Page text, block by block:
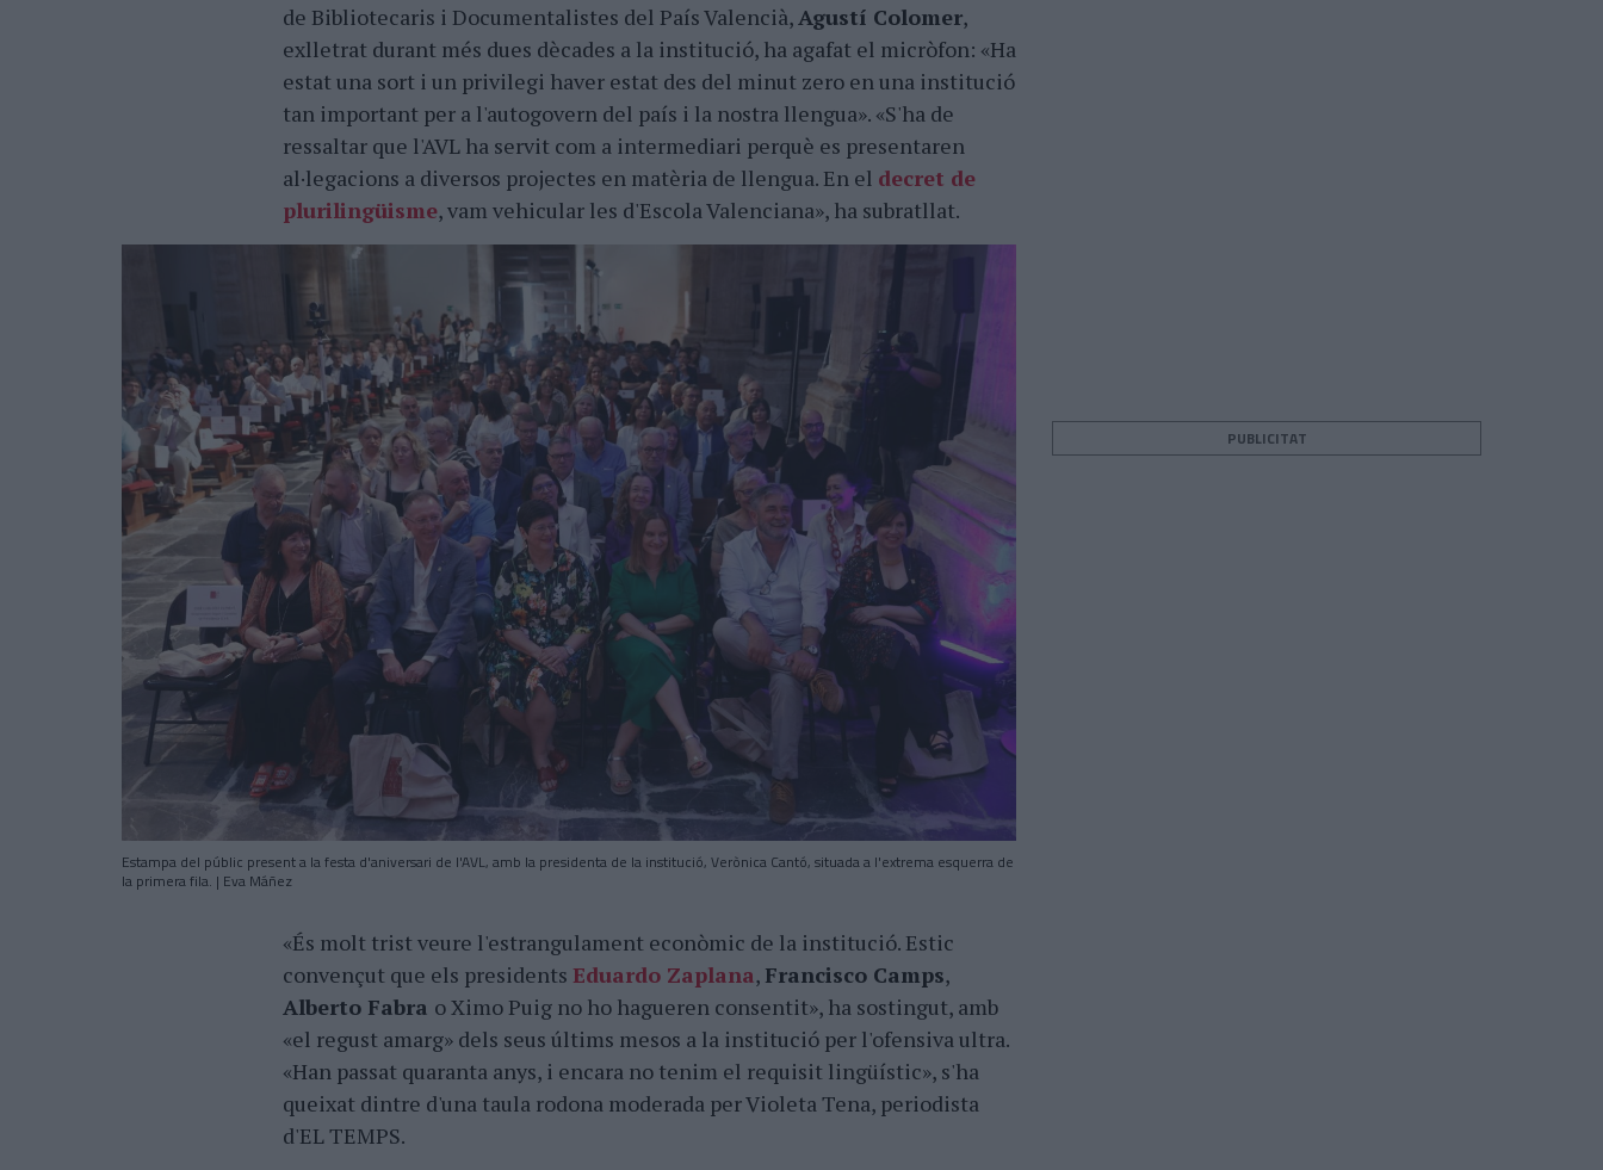
de Bibliotecaris i Documentalistes del País Valencià,Agustí Colomer,
exlletrat durant més dues dècades a la institució, ha agafat el micròfon: «Ha
estat una sort i un privilegi haver estat des del minut zero en una institució
tan important per a l'autogovern del país i la nostra llengua». «S'ha de
ressaltar que l'AVL ha servit com a intermediari perquè es presentaren
al·legacions a diversos projectes en matèria de llengua. En el decret de
plurilingüisme, vam vehicular les d'Escola Valenciana», ha subratllat.
Estampa del públic present a la festa d'aniversari de l'AVL, amb la presidenta de la institució, Verònica Cantó, situada a l'extrema esquerra de
la primera fila. | Eva Máñez
«És molt trist veure l'estrangulament econòmic de la institució. Estic
convençut que els presidents Eduardo Zaplana, Francisco Camps,
Alberto Fabra o Ximo Puig no ho hagueren consentit», ha sostingut, amb
«el regust amarg» dels seus últims mesos a la institució per l'ofensiva ultra.
«Han passat quaranta anys, i encara no tenim el requisit lingüístic», s'ha
queixat dintre d'una taula rodona moderada per Violeta Tena, periodista
d'EL TEMPS.
PUBLICITAT